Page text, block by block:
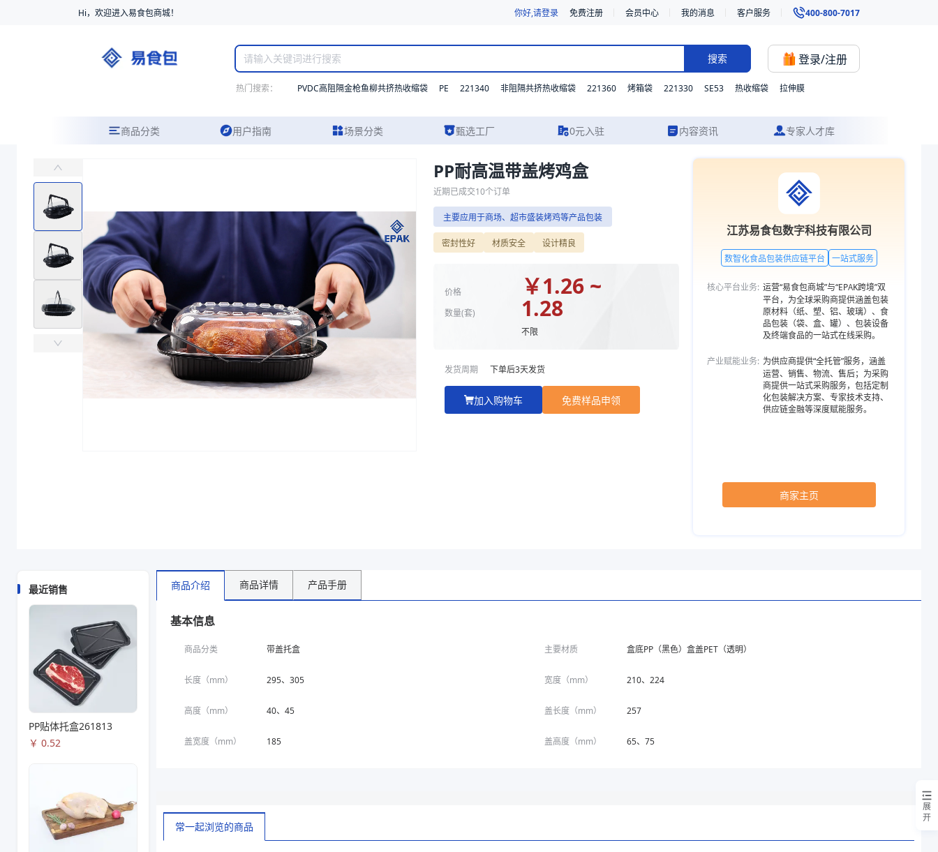
Hi，欢迎进入易食包商城！ 你好,请登录 免费注册 会员中心 我的消息 客户服务 400-800-7017
搜索 登录/注册
热门搜索： PVDC高阻隔金枪鱼柳共挤热收缩袋 PE 221340 非阻隔共挤热收缩袋 221360 烤箱袋 221330 SE53 热收缩袋 拉伸膜
商品分类 用户指南 场景分类 甄选工厂 0元入驻 内容资讯 专家人才库
主要应用于商场、超市盛装烤鸡等产品包装
易食包（EPAK）专注于PP耐高温带盖烤鸡盒包装，提供详尽的规格参数、实物图片及报价参考，主要应用于商场、超市盛装烤鸡等产品包装。我们支持材质、型号与功能的灵活定制，并提供从方案设计到成品交付的
产品卖点：密封性好、材质安全、设计精良
应用场景：主要应用于商场、超市盛装烤鸡等产品包装
￥1.26 ~ ￥1.28
商品参数
带盖托盒
盒底PP（黑色）盒盖PET（透明）
长度（mm）
295、305
盒底PP（黑色）盒盖PET（透明）
盖高度（mm）
PP耐高温带盖烤鸡盒
近期已成交10个订单
主要应用于商场、超市盛装烤鸡等产品包装
密封性好 材质安全 设计精良
价格
数量(套)
￥1.26 ~
1.28
不限
发货周期 下单后3天发货
加入购物车 免费样品申领
江苏易食包数字科技有限公司
数智化食品包装供应链平台 一站式服务
核心平台业务: 运营“易食包商城”与“EPAK跨境”双
平台，为全球采购商提供涵盖包装
原材料（纸、塑、铝、玻璃）、食
品包装（袋、盒、罐）、包装设备
及终端食品的一站式在线采购。
产业赋能业务: 为供应商提供“全托管”服务，涵盖
运营、销售、物流、售后；为采购
商提供一站式采购服务，包括定制
化包装解决方案、专家技术支持、
供应链金融等深度赋能服务。
商家主页
最近销售
PP贴体托盒261813
￥ 0.52
商品介绍 商品详情 产品手册
基本信息
商品分类 带盖托盒 主要材质 盒底PP（黑色）盒盖PET（透明）
长度（mm） 295、305 宽度（mm） 210、224
高度（mm） 40、45 盖长度（mm） 257
盖宽度（mm） 185 盖高度（mm） 65、75
常一起浏览的商品
展
开